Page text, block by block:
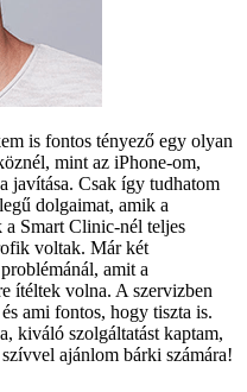
is fontos tényező egy olyan
mint az iPhone-om,
javítása. Csak így tudhatom
dolgaimat, amik a
a Smart Clinic-nél teljes
voltak. Már két
amit a
ítéltek volna. A szervizben
ami fontos, hogy tiszta is.
kiváló szolgáltatást kaptam,
ajánlom bárki számára!